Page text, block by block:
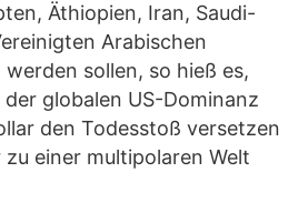
Äthiopien, Iran, Saudi-
Arabischen
sollen, so hieß es,
globalen US-Dominanz
den Todesstoß versetzen
einer multipolaren Welt